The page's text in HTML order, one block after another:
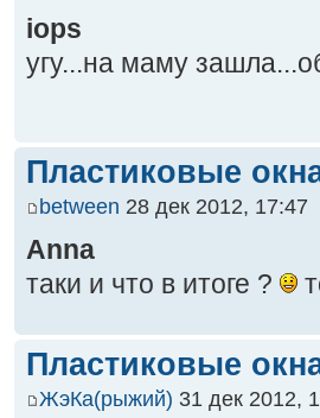
iops
угу...на маму
Пластиковые
between 28 дек 2012, 17:47
Anna
таки и что в итоге ?
Пластиковые
ЖэКа(рыжий) 31 дек 2012,